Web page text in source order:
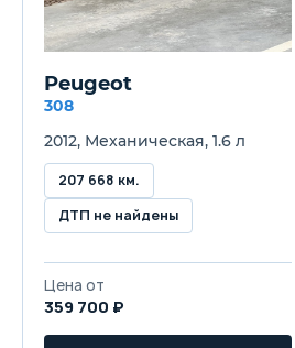
434 л
Механическая
Привод
Передний
Передняя подвеска
Задняя подвеска
Полунезависимая, пружинная
Peugeot
308
2012, Механическая, 1.6 л
207 668 км.
ДТП не найдены
Цена от
359 700 ₽